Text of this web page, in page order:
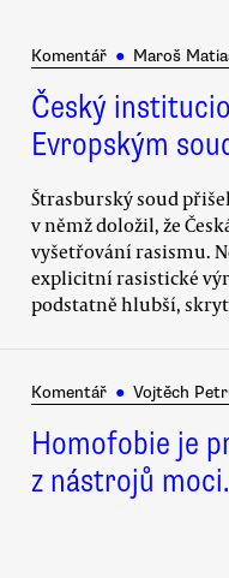
Komentář ● Maroš
Český
Evropským
Štrasburský soud
v němž doložil, že
vyšetřování rasismu.
explicitní rasistické
podstatně hlubší,
Komentář ● Vojtěch
Homofobie je
z nástrojů